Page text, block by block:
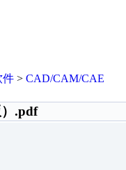
件 > CAD/CAM/CAE
.pdf